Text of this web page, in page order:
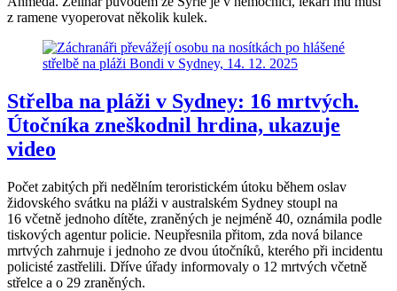
z ramene vyoperovat několik kulek.
Střelba na pláži v Sydney: 16 mrtvých.
Útočníka zneškodnil hrdina, ukazuje
video
Počet zabitých při nedělním teroristickém útoku během oslav
židovského svátku na pláži v australském Sydney stoupl na
16 včetně jednoho dítěte, zraněných je nejméně 40, oznámila podle
tiskových agentur policie. Neupřesnila přitom, zda nová bilance
mrtvých zahrnuje i jednoho ze dvou útočníků, kterého při incidentu
policisté zastřelili. Dříve úřady informovaly o 12 mrtvých včetně
střelce a o 29 zraněných.